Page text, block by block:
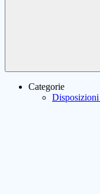
Categorie
Disposizioni